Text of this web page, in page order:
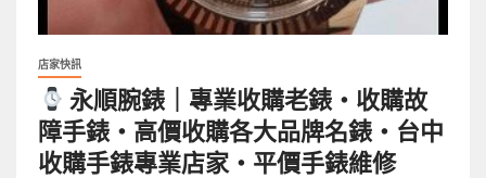
店家快訊
永順腕錶｜專業收購老錶・收購故
障手錶・高價收購各大品牌名錶・台中
收購手錶專業店家・平價手錶維修